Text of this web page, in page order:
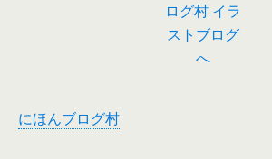
にほんブログ村